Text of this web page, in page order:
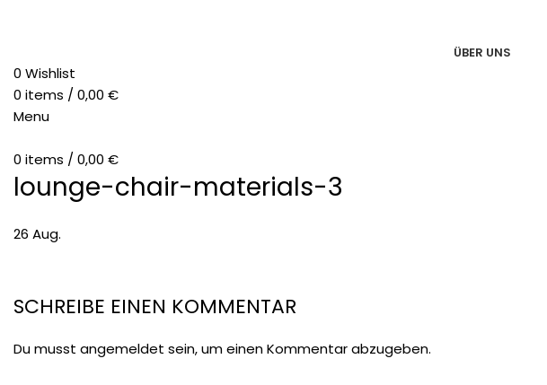
ÜBER UNS
0 Wishlist
0 items / 0,00 €
Menu
0 items / 0,00 €
lounge-chair-materials-3
26 Aug.
SCHREIBE EINEN KOMMENTAR
Du musst angemeldet sein, um einen Kommentar abzugeben.